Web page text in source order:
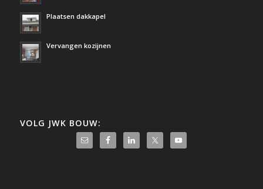
Plaatsen dakkapel
Vervangen kozijnen
VOLG JWK BOUW: